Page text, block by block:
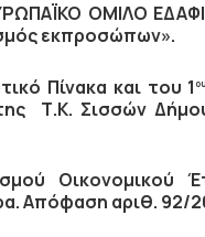
ΟΜΙΛΟ
εκπροσώπων».
Πίνακα και του 1 ου
Τ.Κ. Σισσών
Οικονομικού
Απόφαση αριθ. 92/